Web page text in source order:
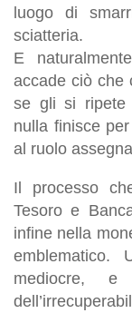
luogo di
sciatteria.
E
accade ciò che
se gli si ripete
nulla finisce
al ruolo
Il processo
Tesoro e
infine nella
emblematico.
mediocre,